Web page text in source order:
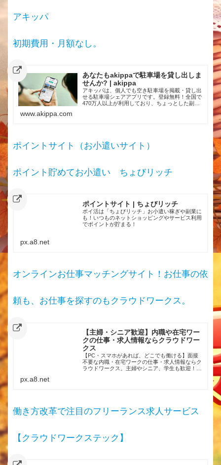
アキッパ
初期費用・月額なし。
あなたもakippaで駐車場を貸し出しま
せんか? | akippa
アキッパは、個人でも空き駐車場を掲載・貸し出
せる駐車場シェアアプリです。登録無料！全国で
470万人以上が利用しており、ちょっとした副収
www.akippa.com
ポイントサイト（お小遣いサイト）
ポイント貯めてお小遣い ちょびリッチ
ポイントサイト | ちょびリッチ
ポイ活は「ちょびリッチ」お小遣い稼ぎや副業に
も！いつものネットショッピングやサービス利用
でポイントが貯まる！
px.a8.net
オンラインお仕事マッチングサイト！お仕事の依
頼も、お仕事を探すのもクラウドワークス。
【主婦・シニア歓迎】内職や在宅ワー
クの仕事・求人情報ならクラウドワー
クス
【PC・スマホがあれば、どこでも働ける】面接
不要な内職・在宅ワークの仕事・求人情報ならク
ラウドワークス。主婦やシニア、学生も歓迎！選
px.a8.net
働き方改革で注目のフリーランス求人サービス
【クラウドワークステック】